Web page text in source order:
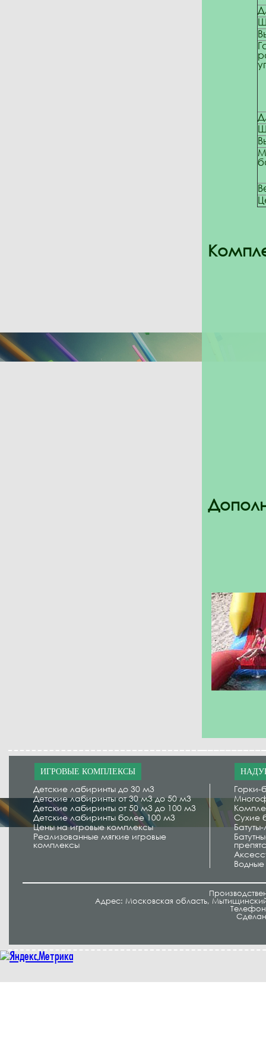
ИГРОВЫЕ КОМПЛЕКСЫ
Детские лабиринты до 30 м3
Детские лабиринты от 30 м3 до 50 м3
Детские лабиринты от 50 м3 до 100 м3
Детские лабиринты более 100 м3
Цены на игровые комплексы
Реализованные мягкие игровые
комплексы
Горки-
Сухие
Водные
Адрес: Московская область,